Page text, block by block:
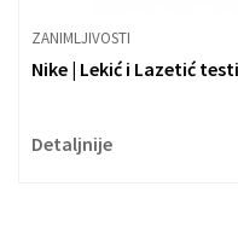
ZANIMLJIVOSTI
Nike | Lekić i Lazetić
Detaljnije